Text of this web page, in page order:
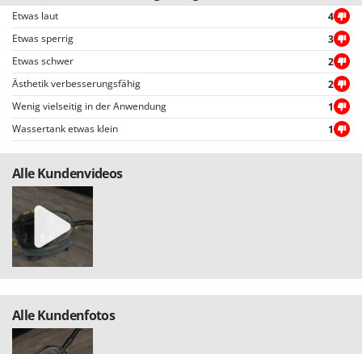
WIDU
Wiper EcoRobot
Wolf Garten
Wortex
Worx
Y Yard Force
Z
Zanon
Zephir
ZGrills
Zodiac
Zomax
Etwas laut
4
Etwas sperrig
3
Etwas schwer
2
Ästhetik verbesserungsfähig
2
Wenig vielseitig in der Anwendung
1
Wassertank etwas klein
1
Alle Kundenvideos
Alle Kundenfotos